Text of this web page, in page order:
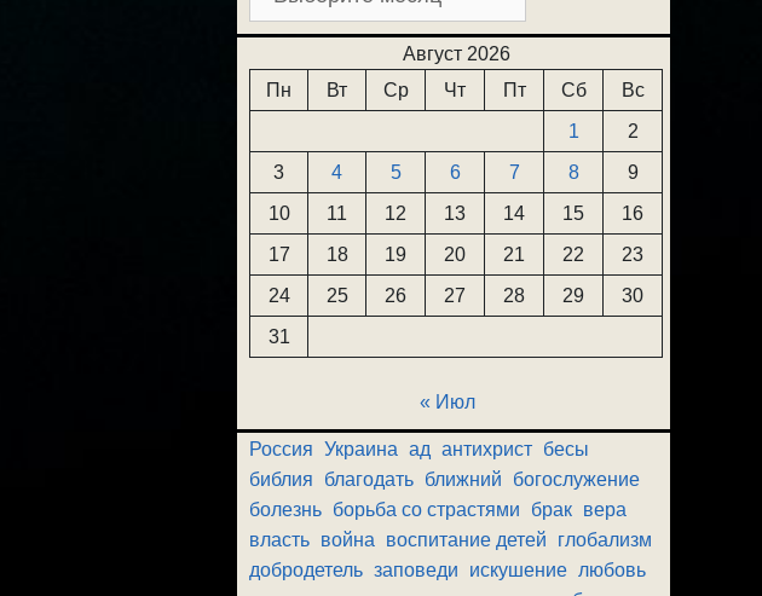
Август 2026
Пн
Вт Ср Чт Пт Сб
Вс
1
2
3
4 5 6 7 8
9
10
11 12 13 14 15
16
17
18 19 20 21 22
23
24
25 26 27 28 29
30
31
« Июл
Россия Украина ад антихрист бесы
библия
благодать ближний
богослужение
болезнь борьба со страстями брак вера
власть война воспитание детей
глобализм
добродетель заповеди искушение любовь